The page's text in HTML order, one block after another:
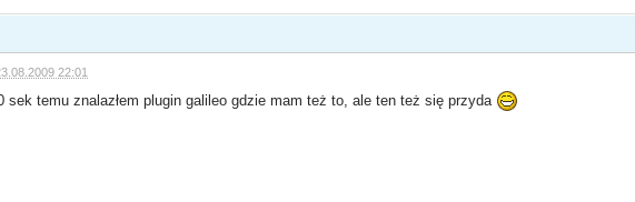
22:01
sek temu znalazłem plugin galileo gdzie mam też to, ale ten też się przyda